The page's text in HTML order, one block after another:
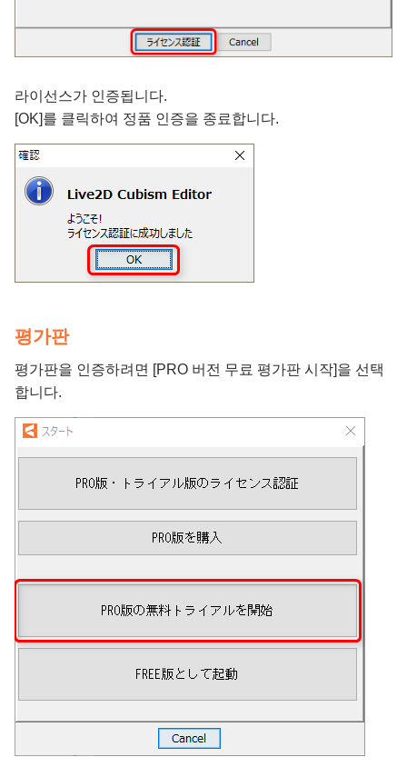
라이선스가 인증됩니다.
[OK]를 클릭하여 정품 인증을 종료합니다.
평가판
평가판을 인증하려면 [PRO 버전 무료 평가판 시작]을 선택
합니다.